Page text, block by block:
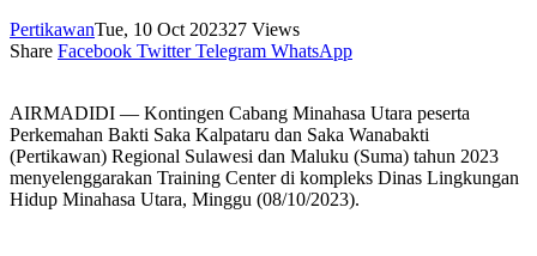
PertikawanTue, 10 Oct 202327 Views
Share Facebook Twitter Telegram WhatsApp
AIRMADIDI — Kontingen Cabang Minahasa Utara peserta
Perkemahan Bakti Saka Kalpataru dan Saka Wanabakti
(Pertikawan) Regional Sulawesi dan Maluku (Suma) tahun 2023
menyelenggarakan Training Center di kompleks Dinas Lingkungan
Hidup Minahasa Utara, Minggu (08/10/2023).